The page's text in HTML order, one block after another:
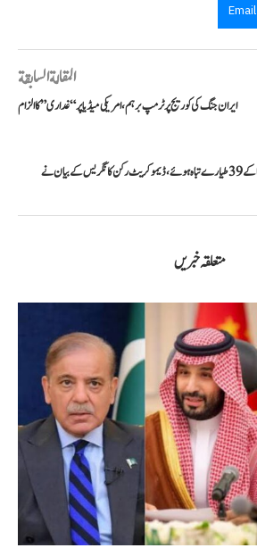
Email
المقالة السابقة
ایران جنگ کی کوریج پر ٹرمپ برہم، امریکی میڈیا پر “غداری” کا الزام
ایران کے خلاف جنگ کے دوران امریکا کے 39 طیارے تباہ ہوئے، ڈیموکریٹ رکن کانگریس کے بیان نے
متعلقہ خبریں